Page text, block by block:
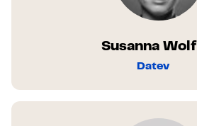
Susanna Wolf
Datev